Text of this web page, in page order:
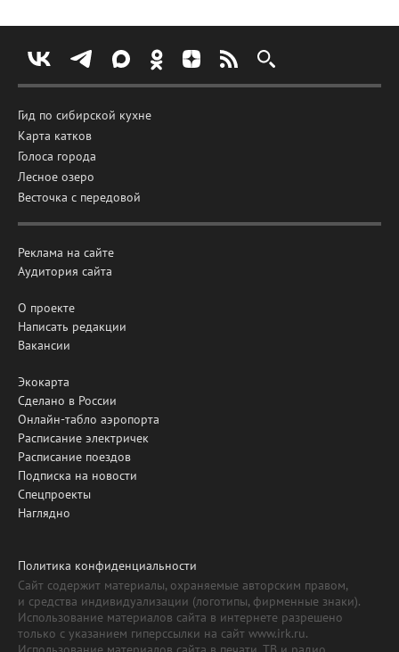
Гид по сибирской кухне
Карта катков
Голоса города
Лесное озеро
Весточка с передовой
Реклама на сайте
Аудитория сайта
О проекте
Написать редакции
Вакансии
Экокарта
Сделано в России
Онлайн-табло аэропорта
Расписание электричек
Расписание поездов
Подписка на новости
Спецпроекты
Наглядно
Политика конфиденциальности
Сайт содержит материалы, охраняемые авторским правом,
и средства индивидуализации (логотипы, фирменные знаки).
Использование материалов сайта в интернете разрешено
только с указанием гиперссылки на сайт www.irk.ru.